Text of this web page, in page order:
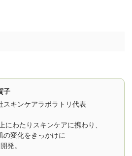
子
スキンケアラボラトリ代表
にわたりスキンケアに携わり、
の変化をきっかけに
発。